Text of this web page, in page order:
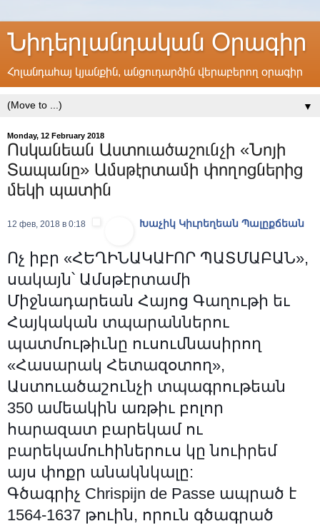
Նիդերլանդական Օրագիր
Հոլանդահայ կյանքին, անցուդարձին վերաբերող օրագիր
▼
Monday, 12 February 2018
Ոսկանեան Աստուածաշունչի «Նոյի
Տապանը» Ամսթէրտամի փողոցներից
մեկի պատին
12 фев, 2018 в 0:18 Խաչիկ Կիւրեղեան Պալըքճեան
Ոչ իբր «ՀԵՂԻՆԱԿԱՒՈՐ ՊԱՏՄԱԲԱՆ»,
սակայն՝ Ամսթէրտամի
Միջնադարեան Հայոց Գաղութի եւ
Հայկական տպարաններու
պատմութիւնը ուսումնասիրող
«Հասարակ Հետազօտող»,
Աստուածաշունչի տպագրութեան
350 ամեակին առթիւ բոլոր
հարազատ բարեկամ ու
բարեկամուհիներուս կը նուիրեմ
այս փոքր անակնկալը:
Գծագրիչ Chrispijn de Passe ապրած է
1564-1637 թուին, որուն գծագրած